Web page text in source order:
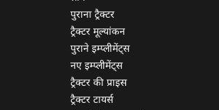
पुराना ट्रैक्टर
ट्रैक्टर मूल्यांकन
पुराने इम्प्लीमेंट्स
नए इम्प्लीमेंट्स
ट्रैक्टर की प्राइस
ट्रैक्टर टायर्स